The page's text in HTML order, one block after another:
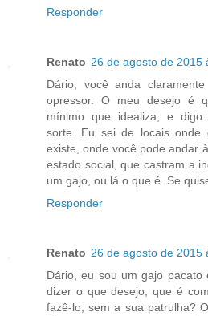
Responder
Renato 26 de agosto de 2015
Dário, você anda
opressor. O meu desejo é
mínimo que idealiza, e digo
sorte. Eu sei de locais onde
existe, onde você pode andar
estado social, que castram a
um gajo, ou lá o que é. Se
Responder
Renato 26 de agosto de 2015
Dário, eu sou um gajo
dizer o que desejo, que é
fazê-lo, sem a sua patrulha?